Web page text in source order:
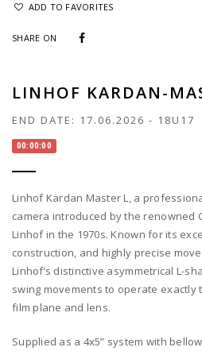
ADD TO FAVORITES
SHARE ON
LINHOF KARDAN-
END DATE: 17.06.2026 - 18U17
00:00:00
Linhof Kardan Master L, a
camera introduced by the renowned
Linhof in the 1970s. Known for its
construction, and highly precise
Linhof’s distinctive asymmetrical L-
swing movements to operate exactly
film plane and lens.
Supplied as a 4x5” system with